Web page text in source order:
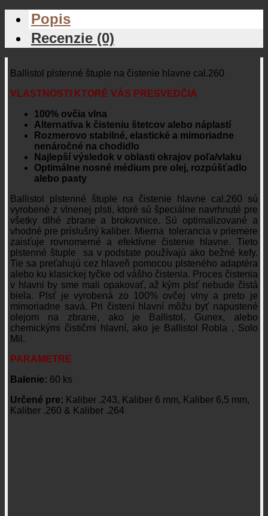
Popis
Recenzie (0)
Ballistol plstenné štuple na čistenie hlavne cal.260
VLASTNOSTI KTORÉ VÁS PRESVEDČIA
100% ovčia vlna
Alternatíva k čisteniu štetcov alebo náplastí
Rozmerovo stabilné, elastické a mimoriadne
nenáročné na chodidlo
Najlepší výsledok v oblasti okrajov poľa/vlaku
Optimálne nosné médium pre olej, rozpúšťadlo
alebo pasty
Ballistol plstenné štuple na čistenie hlavne cal.260 sú
vyrobené z vlnenej plsti, ktoré sú špeciálne navrhnuté pre
všetky dlhé zbrane a brokovnice. Sú optimalizované a
vhodné pre príslušný kaliber. Mierna tolerancia v priemere
zaisťuje rovnomerné a efektívne čistenie hlavne. Tieto
plstenné štuple sa v podstate používajú ako bežné kefy.
Tie sa preťahujú cez hlaveň pomocou plsteného adaptéra
alebo ku klasickej tyčke od vášho čistenia. Proces čistenia
v hlavni by sme mali opakovať, až kým plsť nebude čistá
biela. Plsť je vyrobená zo 100% ovčej vlny a preto je
mimoriadne savá. Pri čistení hlavní môžu byť napustené
olejom na zbrane, ako je Ballistol, Gunex, alebo
chemickými čističmi hlavní, ako je Ballistol Robla , Solo
Mil.
PARAMETRE
Balenie: 60 ks
Určené pre: Kaliber .243, Kaliber 6 mm, Kaliber 6,5 mm,
Kaliber .260 & Kaliber .264